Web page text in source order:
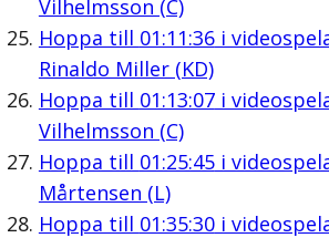
Vilhelmsson (C)
Hoppa till 01:11:36i
Rinaldo Miller (KD)
Hoppa till 01:13:07i
Vilhelmsson (C)
Hoppa till 01:25:45i
Mårtensen (L)
Hoppa till 01:35:30i